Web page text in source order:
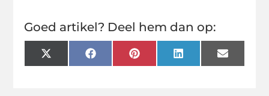
Goed artikel? Deel hem dan op:
X
(Twitter)
FacebookPinterestLinkedInEmail